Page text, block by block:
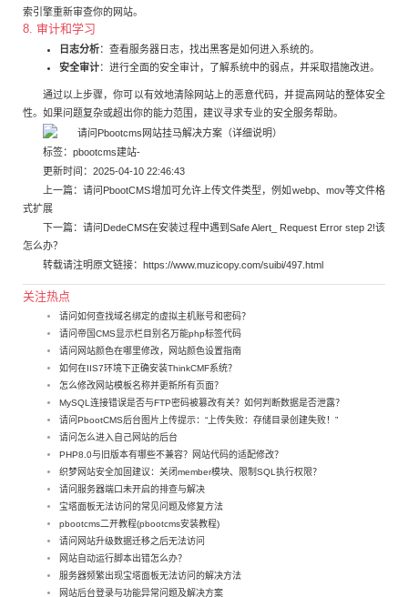
索引擎重新审查你的网站。
8. 审计和学习
日志分析：查看服务器日志，找出黑客是如何进入系统的。
安全审计：进行全面的安全审计，了解系统中的弱点，并采取措施改进。
通过以上步骤，你可以有效地清除网站上的恶意代码，并提高网站的整体安全
性。如果问题复杂或超出你的能力范围，建议寻求专业的安全服务帮助。
标签： pbootcms建站-
更新时间：2025-04-10 22:46:43
上一篇：请问PbootCMS增加可允许上传文件类型，例如webp、mov等文件格
式扩展
下一篇：请问DedeCMS在安装过程中遇到Safe Alert_ Request Error step 2!该
怎么办？
转载请注明原文链接： https://www.muzicopy.com/suibi/497.html
关注热点
请问如何查找域名绑定的虚拟主机账号和密码？
请问帝国CMS显示栏目别名万能php标签代码
请问网站颜色在哪里修改，网站颜色设置指南
如何在IIS7环境下正确安装ThinkCMF系统？
怎么修改网站模板名称并更新所有页面？
MySQL连接错误是否与FTP密码被篡改有关？如何判断数据是否泄露？
请问PbootCMS后台图片上传提示：“上传失败：存储目录创建失败！”
请问怎么进入自己网站的后台
PHP8.0与旧版本有哪些不兼容？网站代码的适配修改？
织梦网站安全加固建议：关闭member模块、限制SQL执行权限？
请问服务器端口未开启的排查与解决
宝塔面板无法访问的常见问题及修复方法
pbootcms二开教程(pbootcms安装教程)
请问网站升级数据迁移之后无法访问
网站自动运行脚本出错怎么办？
服务器频繁出现宝塔面板无法访问的解决方法
网站后台登录与功能异常问题及解决方案